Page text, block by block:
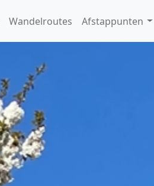
Wandelroutes Afstappunten